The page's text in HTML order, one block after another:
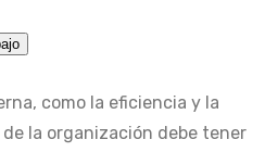
como la eficiencia y la
la organización debe tener